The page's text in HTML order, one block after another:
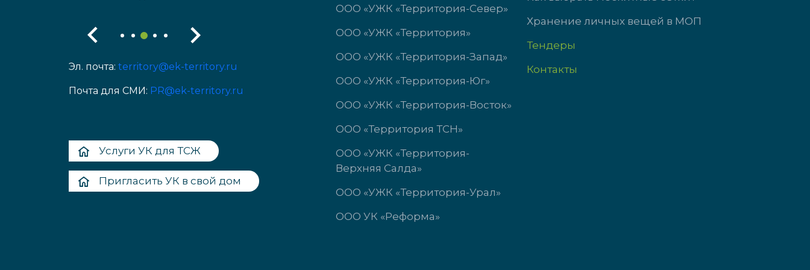
Эл. почта: territory@ek-territory.ru
Почта для СМИ: PR@ek-territory.ru
Услуги УК для ТСЖ
Пригласить УК в свой дом
ООО «УЖК «Территория-Север»
ООО «УЖК «Территория»
ООО «УЖК «Территория-Запад»
ООО «УЖК «Территория-Юг»
ООО «УЖК «Территория-Восток»
ООО «Территория ТСН»
ООО «УЖК «Территория-
Верхняя Салда»
ООО «УЖК «Территория-Урал»
ООО УК «Реформа»
Хранение личных вещей в МОП
Тендеры
Контакты